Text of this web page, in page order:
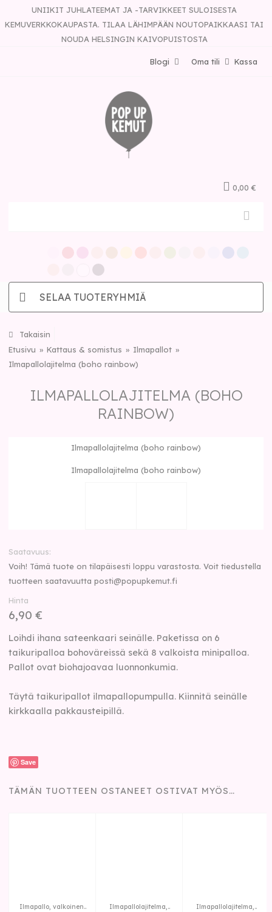
UNIIKIT JUHLATEEMAT JA -TARVIKKEET SULOISESTA
KEMUVERKKOKAUPASTA. TILAA LÄHIMPÄÄN NOUTOPAIKKAASI TAI
NOUDA HELSINGIN KAIVOPUISTOSTA
Kassa
Oma tili
Blogi
0,00 €
SELAA TUOTERYHMIÄ
Takaisin
Etusivu
Kattaus & somistus
Ilmapallot
Ilmapallolajitelma (boho rainbow)
ILMAPALLOLAJITELMA (BOHO
RAINBOW)
Ilmapallolajitelma (boho rainbow)
Ilmapallolajitelma (boho rainbow)
Saatavuus
Voih! Tämä tuote on tilapäisesti loppu varastosta. Voit tiedustella
tuotteen saatavuuttaposti@popupkemut.fi
Hinta
6,90 €
Loihdi ihana sateenkaari seinälle. Paketissa on 6
taikuripalloa bohoväreissä sekä 8 valkoista minipalloa.
Pallot ovat biohajoavaa luonnonkumia.
Täytä taikuripallot ilmapallopumpulla. Kiinnitä seinälle
kirkkaalla pakkausteipillä.
Save
TÄMÄN TUOTTEEN OSTANEET OSTIVAT MYÖS…
Ilmapallo, valkoinen..
Ilmapallolajitelma,..
Ilmapallolajitelma,..